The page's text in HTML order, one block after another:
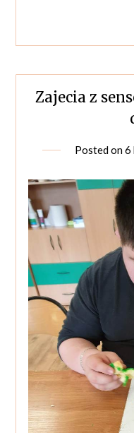
Zajecia z
Posted on6